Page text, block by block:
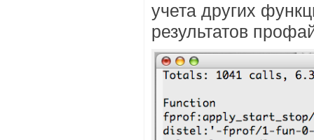
учета других
результатов